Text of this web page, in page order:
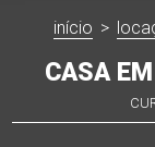
início >
CASA